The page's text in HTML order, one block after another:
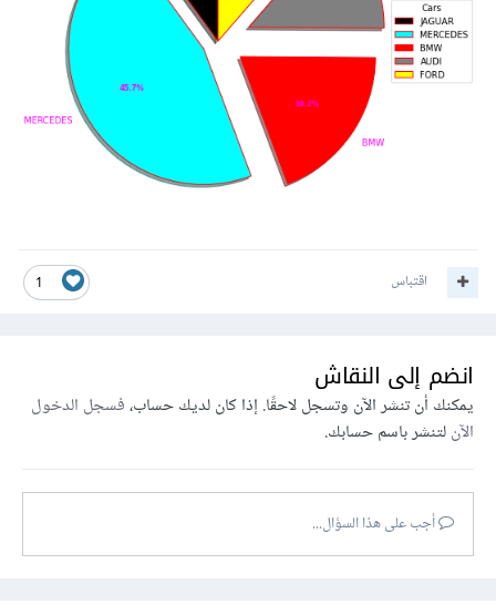
1 اقتباس
انضم إلى النقاش
يمكنك أن تنشر الآن وتسجل لاحقًا. إذا كان لديك حساب،فسجل الدخول
الآنلتنشر باسم حسابك.
أجب على هذا السؤال...